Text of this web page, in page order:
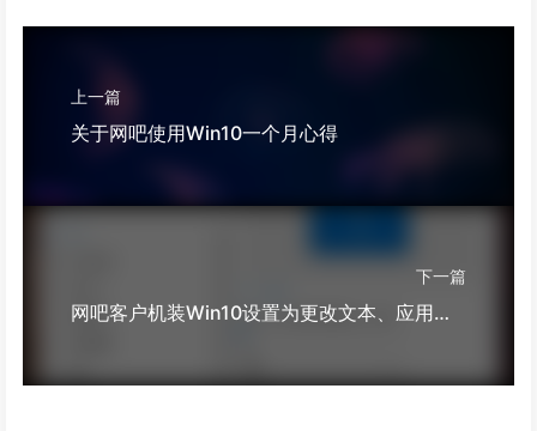
上一篇
关于网吧使用Win10一个月心得
下一篇
网吧客户机装Win10设置为更改文本、应用和其他项目的大小100%不生效的问题